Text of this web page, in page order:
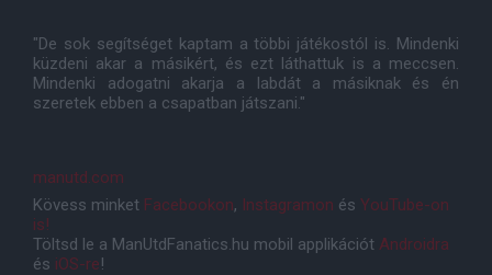
"De sok segítséget kaptam a többi játékostól is. Mindenki
küzdeni akar a másikért, és ezt láthattuk is a meccsen.
Mindenki adogatni akarja a labdát a másiknak és én
szeretek ebben a csapatban játszani."
manutd.com
Kövess minket Facebookon, Instagramon és YouTube-on
is!
Töltsd le a ManUtdFanatics.hu mobil applikációt Androidra
és iOS-re!